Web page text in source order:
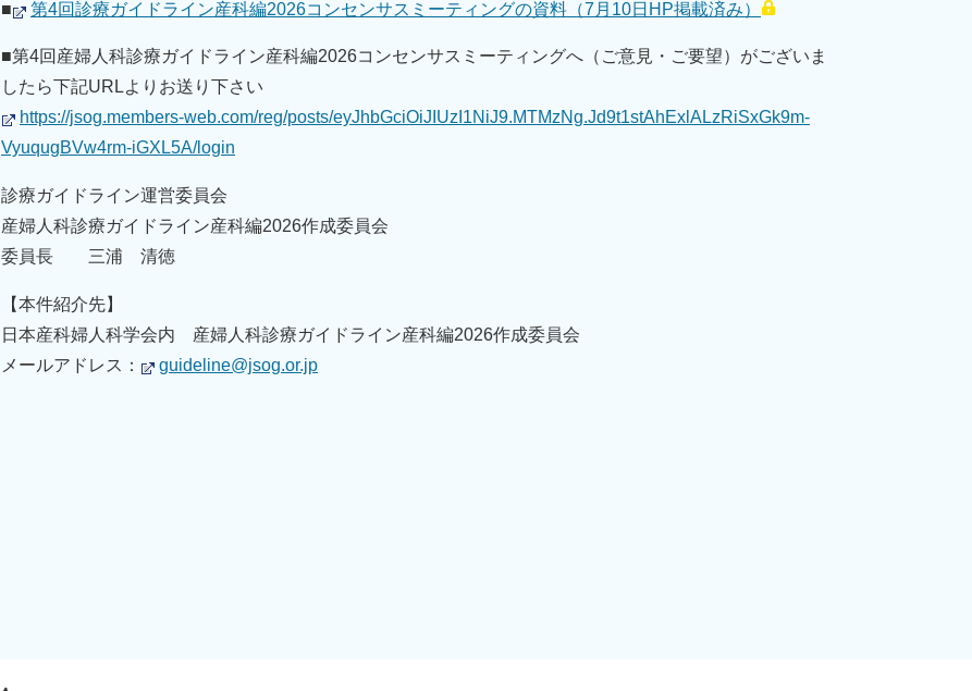
■ 第4回診療ガイドライン産科編2026コンセンサスミーティングの資料（7月10日HP掲載済み）
■第4回産婦人科診療ガイドライン産科編2026コンセンサスミーティングへ（ご意見・ご要望）がございま
したら下記URLよりお送り下さい
https://jsog.members-web.com/reg/posts/eyJhbGciOiJIUzI1NiJ9.MTMzNg.Jd9t1stAhExlALzRiSxGk9m-
VyuqugBVw4rm-iGXL5A/login
診療ガイドライン運営委員会
産婦人科診療ガイドライン産科編2026作成委員会
委員長 三浦 清徳
【本件紹介先】
日本産科婦人科学会内 産婦人科診療ガイドライン産科編2026作成委員会
メールアドレス：
guideline@jsog.or.jp